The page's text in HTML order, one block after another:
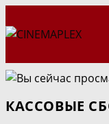
к
КАССОВЫЕ